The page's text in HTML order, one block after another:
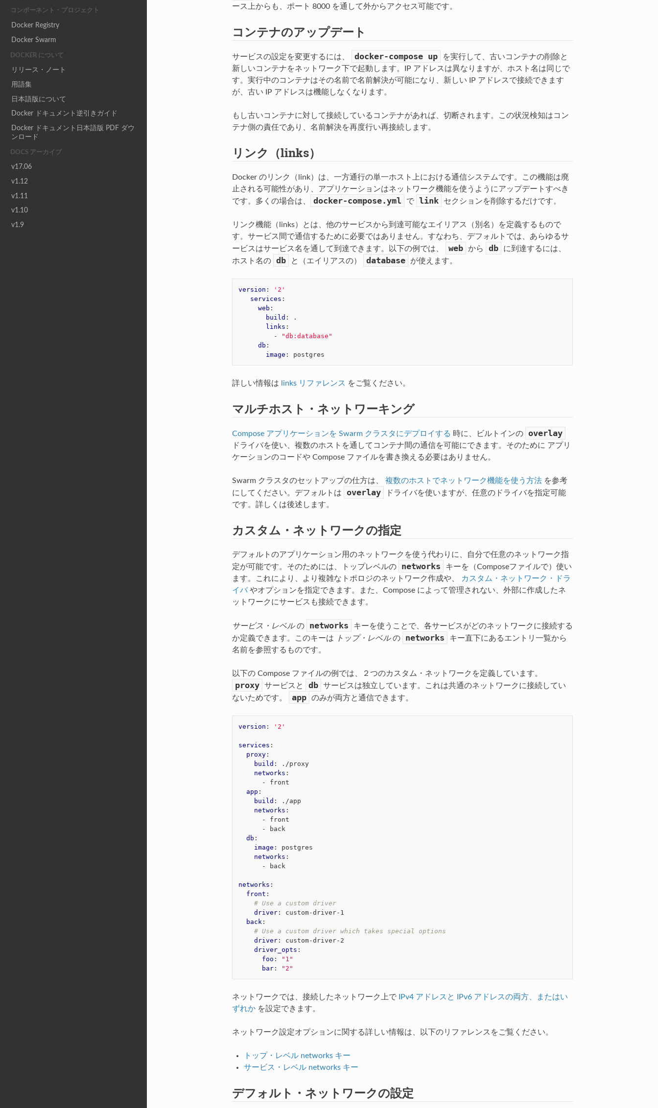
コンポーネント・プロジェクト
Docker Registry
Docker Swarm
DOCKER について
リリース・ノート
用語集
日本語版について
Docker ドキュメント逆引きガイド
Docker ドキュメント日本語版 PDF ダウ
ンロード
DOCS アーカイブ
v17.06
v1.12
v1.11
v1.10
v1.9
ース上からも、ポート 8000 を通して外からアクセス可能です。
コンテナのアップデート
サービスの設定を変更するには、 docker-compose up
を実行して、古いコンテナの削除と
新しいコンテナをネットワーク下で起動します。IP アドレスは異なりますが、ホスト名は同じで
す。実行中のコンテナはその名前で名前解決が可能になり、新しい IP アドレスで接続できます
が、古い IP アドレスは機能しなくなります。
もし古いコンテナに対して接続しているコンテナがあれば、切断されます。この状況検知はコン
テナ側の責任であり、名前解決を再度行い再接続します。
リンク（links）
Docker のリンク（link）は、一方通行の単一ホスト上における通信システムです。この機能は廃
止される可能性があり、アプリケーションはネットワーク機能を使うようにアップデートすべき
です。多くの場合は、
docker-compose.yml で link セクションを削除するだけです。
リンク機能（links）とは、他のサービスから到達可能なエイリアス（別名）を定義するもので
す。サービス間で通信するために必要ではありません。すなわち、デフォルトでは、あらゆるサ
ービスはサービス名を通して到達できます。以下の例では、
web から db
に到達するには、
ホスト名の
db と（エイリアスの） database が使えます。
version :
'2'
services :
web :
build :
.
links :
-
"db:database"
db :
image : postgres
詳しい情報は links リファレンス をご覧ください。
マルチホスト・ネットワーキング
Compose アプリケーションを Swarm クラスタにデプロイする 時に、ビルトインの overlay
ドライバを使い、複数のホストを通してコンテナ間の通信を可能にできます。そのために アプリ
ケーションのコードや Compose ファイルを書き換える必要はありません。
Swarm クラスタのセットアップの仕方は、 複数のホストでネットワーク機能を使う方法を参考
にしてください。デフォルトは
overlay
ドライバを使いますが、任意のドライバを指定可能
です。詳しくは後述します。
カスタム・ネットワークの指定
デフォルトのアプリケーション用のネットワークを使う代わりに、自分で任意のネットワーク指
定が可能です。そのためには、トップレベルの
networks
キーを（Composeファイルで）使い
ます。これにより、より複雑なトポロジのネットワーク作成や、
カスタム・ネットワーク・ドラ
イバやオプションを指定できます。また、Compose によって管理されない、外部に作成したネ
ットワークにサービスも接続できます。
サービス・レベルの networks
キーを使うことで、各サービスがどのネットワークに接続する
か定義できます。このキーは
トップ・レベルの networks
キー直下にあるエントリ一覧から
名前を参照するものです。
以下の Compose ファイルの例では、２つのカスタム・ネットワークを定義しています。
proxy サービスと db
サービスは独立しています。これは共通のネットワークに接続してい
ないためです。
app のみが両方と通信できます。
version : '2'
services :
proxy:
build :
./proxy
networks :
-
front
app :
build :
./app
networks :
-
front
-
back
db :
image :
postgres
networks :
-
back
networks :
front :
# Use a custom driver
driver:
custom-driver-1
back :
# Use a custom driver which takes special options
driver:
custom-driver-2
driver_opts :
foo :
"1"
bar: "2"
ネットワークでは、接続したネットワーク上で
IPv4 アドレスと IPv6 アドレスの両方、またはい
ずれかを設定できます。
ネットワーク設定オプションに関する詳しい情報は、以下のリファレンスをご覧ください。
トップ・レベル networks キー
サービス・レベル networks キー
デフォルト・ネットワークの設定